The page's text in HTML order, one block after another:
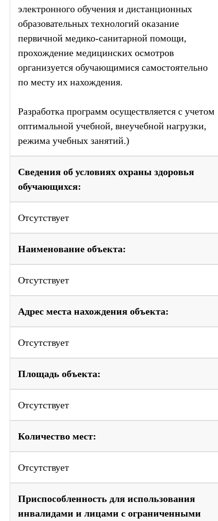
электронного обучения и дистанционных
образовательных технологий оказание
первичной медико-санитарной помощи,
прохождение медицинских осмотров
организуется обучающимися самостоятельно
по месту их нахождения.
Разработка программ осуществляется с учетом
оптимальной учебной, внеучебной нагрузки,
режима учебных занятий.)
Сведения об условиях охраны здоровья
обучающихся:
Отсутствует
Наименование объекта:
Отсутствует
Адрес места нахождения объекта:
Отсутствует
Площадь объекта:
Отсутствует
Количество мест:
Отсутствует
Приспособленность для использования
инвалидами и лицами с ограниченными